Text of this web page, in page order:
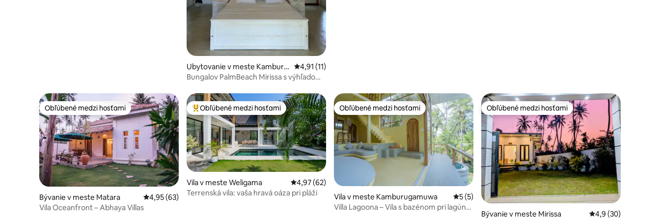
Ubytovanie v meste Kamburu
gamuwa
Priemerné ohodnotenie 4,91 z 5, počet hodnotení: 11
4,91 (11)
Bungalov PalmBeach Mirissa s výhľadom
Obľúbené medzi hosťami
Obľúbené medzi hosťami
Bývanie v meste Matara Priemerné ohodnotenie 4,95 z 5, počet hodnotení: 63
4,95 (63)
Vila Oceanfront – Abhaya Villas
Najobľúbenejšie medzi hosťami
Obľúbené medzi hosťami
Vila v meste Weligama Priemerné ohodnotenie 4,97 z 5, počet hodnotení: 62
4,97 (62)
Terrenská vila: vaša hravá oáza pri pláži
Obľúbené medzi hosťami
Obľúbené medzi hosťami
Vila v meste Kamburugamuwa Priemerné ohodnotenie 5 z 5, počet hodnotení: 5
5 (5)
Villa Lagoona – Vila s bazénom pri lagúne
Obľúbené medzi hosťami
Obľúbené medzi hosťami
Bývanie v meste Mirissa Priemerné
4,9 (30)